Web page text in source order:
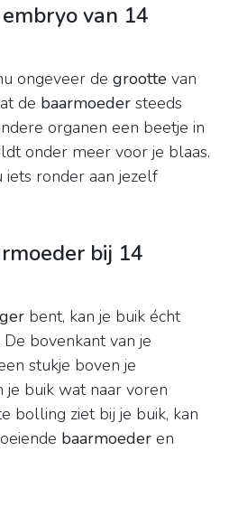
van 14
ongeveer de grootte van
de baarmoeder steeds
organen een beetje in
onder meer voor je blaas.
iets ronder aan jezelf
bij 14
bent, kan je buik écht
bovenkant van je
stukje boven je
je buik wat naar voren
bolling ziet bij je buik, kan
baarmoeder en